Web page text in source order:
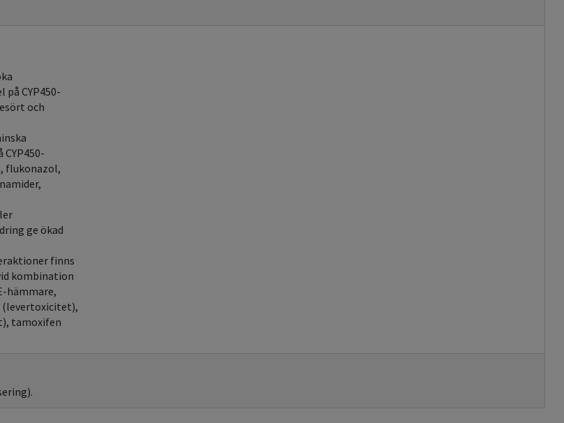
CYP450-
och
flukonazol,
ge ökad
finns
kombination
hämmare,
(levertoxicitet),
tamoxifen